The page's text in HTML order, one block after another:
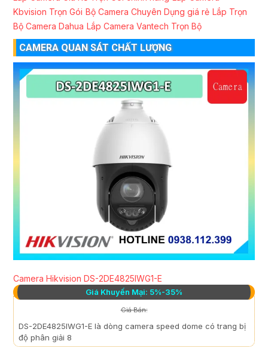
Kbvision Trọn Gói Bộ Camera Chuyên Dụng giá rẻ Lắp Trọn
Bộ Camera Dahua Lắp Camera Vantech Trọn Bộ
CAMERA QUAN SÁT CHẤT LƯỢNG
Camera Hikvision DS-2DE4825IWG1-E
Giá Khuyến Mại: 5%-35%
Giá Bán:
DS-2DE4825IWG1-E là dòng camera speed dome có trang bị
độ phân giải 8